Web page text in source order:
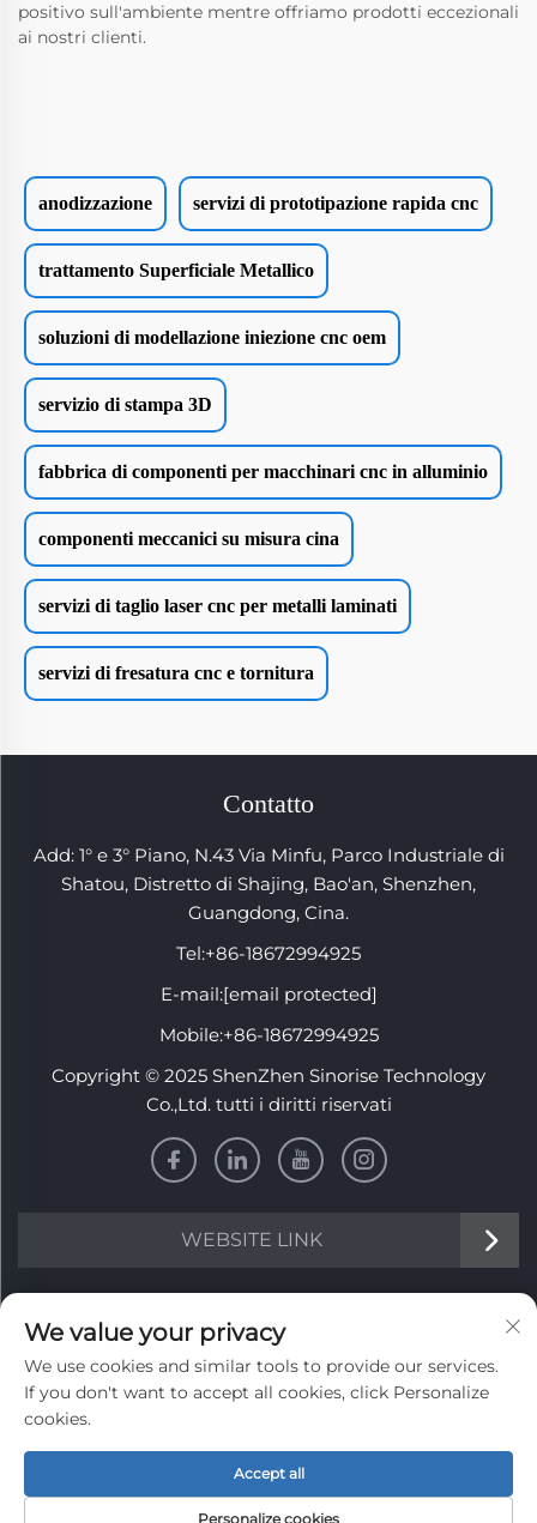
positivo sull'ambiente mentre offriamo prodotti eccezionali
ai nostri clienti.
anodizzazione servizi di prototipazione rapida cnc
trattamento Superficiale Metallico
soluzioni di modellazione iniezione cnc oem
servizio di stampa 3D
fabbrica di componenti per macchinari cnc in alluminio
componenti meccanici su misura cina
servizi di taglio laser cnc per metalli laminati
servizi di fresatura cnc e tornitura
Contatto
Add: 1° e 3° Piano, N.43 Via Minfu, Parco Industriale di
Shatou, Distretto di Shajing, Bao'an, Shenzhen,
Guangdong, Cina.
Tel:+86-18672994925
E-mail:[email protected]
Mobile:+86-18672994925
Copyright © 2025 ShenZhen Sinorise Technology
Co.,Ltd. tutti i diritti riservati
WEBSITE LINK
INFORMATION
Iscriviti per ricevere la nostra newsletter settimanale
Invia
We value your privacy
We use cookies and similar tools to provide our services.
If you don't want to accept all cookies, click Personalize
cookies.
Personalize cookies
Accept all